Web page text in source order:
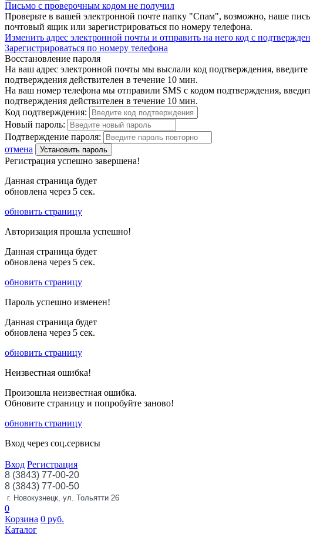
Письмо с проверочным кодом не получил
Проверьте в вашей электронной почте папку "Спам", возможно, наше
почтовый ящик или зарегистрироваться по номеру телефона.
Изменить адрес электронной почты и отправить на него код с
Зарегистрироваться по номеру телефона
Восстановление пароля
На ваш адрес электронной почты мы выслали код подтверждения,
подтверждения действителен в течение 10 мин.
На ваш номер телефона мы отправили SMS с кодом подтверждения,
подтверждения действителен в течение 10 мин.
Код подтверждения:
Новый пароль:
Подтверждение пароля:
отмена
Установить пароль
Регистрация успешно завершена!
Данная страница будет
обновлена через 5 сек.
обновить страницу
Авторизация прошла успешно!
Данная страница будет
обновлена через 5 сек.
обновить страницу
Пароль успешно изменен!
Данная страница будет
обновлена через 5 сек.
обновить страницу
Неизвестная ошибка!
Произошла неизвестная ошибка.
Обновите страницу и попробуйте заново!
обновить страницу
Вход через соц.сервисы
Вход Регистрация
8 (3843) 77-00-20
8 (3843) 77-00-50
г. Новокузнецк, ул. Тольятти 26
0
Корзина 0 руб.
Каталог